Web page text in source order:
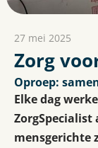
27 mei 2025
Zorg
Oproep:
Elke dag
ZorgSpecialist
mensgerichte